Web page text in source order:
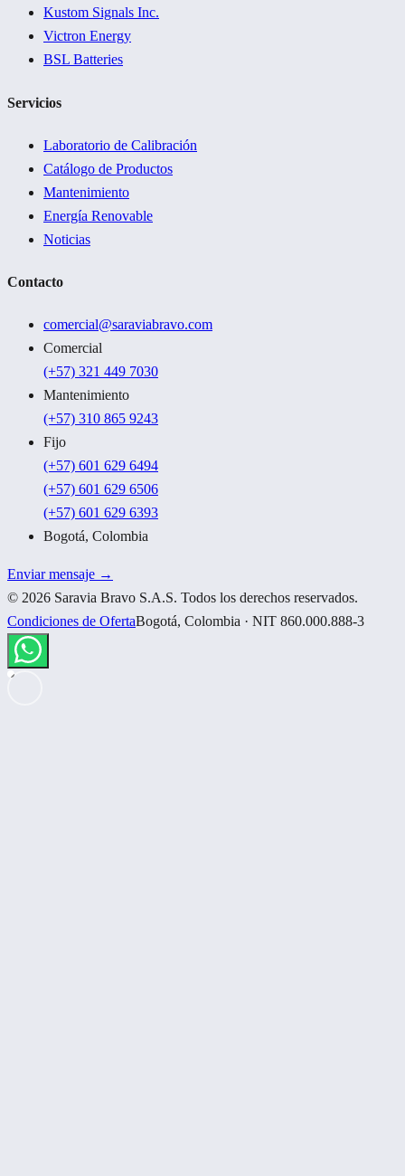
Kustom Signals Inc.
Victron Energy
BSL Batteries
Servicios
Laboratorio de Calibración
Catálogo de Productos
Mantenimiento
Energía Renovable
Noticias
Contacto
comercial@saraviabravo.com
Comercial
(+57) 321 449 7030
Mantenimiento
(+57) 310 865 9243
Fijo
(+57) 601 629 6494
(+57) 601 629 6506
(+57) 601 629 6393
Bogotá, Colombia
Enviar mensaje →
© 2026 Saravia Bravo S.A.S. Todos los derechos reservados.
Condiciones de OfertaBogotá, Colombia · NIT 860.000.888-3